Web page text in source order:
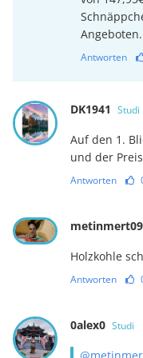
Antworten
DK1941 Studi
Auf den 1.
und der
Antworten
metinmert09
Holzkohle
Antworten
0alex0 Studi